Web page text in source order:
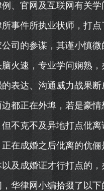
、官网及互联网有关
事件所执业状师，打
司的参谋，其谨小慎
火速，专业学问娴熟
表达、沟通威力战果
都正在外埠，若是豪
不克不及异地打点仳
在成婚之后仳离的伉
及成婚证才行打点的
华律网小编拾掇了以